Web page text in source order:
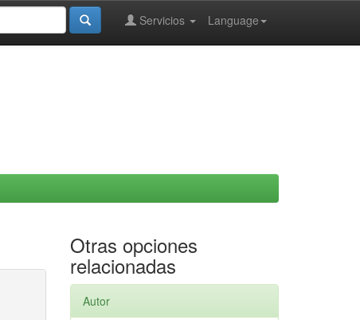
Language
Servicios
Otras opciones
relacionadas
Autor